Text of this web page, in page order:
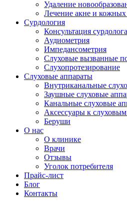
Удаление
Лечение акне и кожных
Сурдология
Консультация сурдолога
Аудиометрия
Импедансометрия
Слуховые вызванные
Слухопротезирование
Слуховые аппараты
Внутриканальные
Заушные слуховые
Канальные слуховые
Аксессуары к
Беруши
О нас
О клинике
Врачи
Отзывы
Уголок потребителя
Прайс-лист
Блог
Контакты